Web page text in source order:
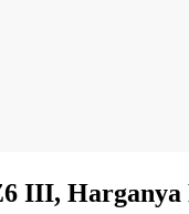
III, Harganya